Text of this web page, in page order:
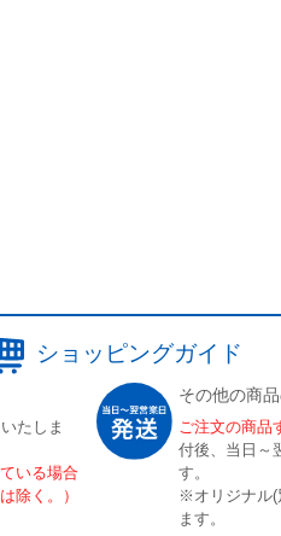
ショッピングガイド
たしま
いる場合
除く。）
その他の商
ご注文の商品
付後、当日～
す。
※オリジナル(
ます。